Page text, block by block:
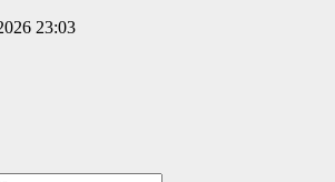
23:03